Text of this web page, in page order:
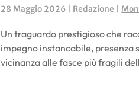
28 Maggio 2026 | Redazione |
Un traguardo prestigioso che
impegno instancabile, presenza
vicinanza alle fasce più fragili